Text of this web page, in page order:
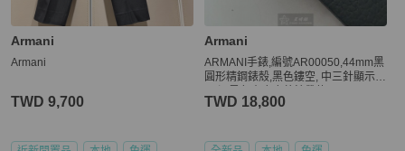
Armani
Armani
TWD 9,700
Armani
ARMANI手錶,編號AR00050,44mm黑
圓形精鋼錶殼,黑色鏤空, 中三針顯示錶
TWD 18,800